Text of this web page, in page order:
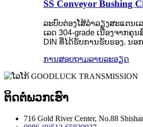
SS Conveyor Bushing
ລະບົບຕ່ອງໂສ້ລໍາລຽງສະແຕນ
ເລດ 304-grade ເນື່ອງຈາກ
DIN ທີ່ໄດ້ຮັບການຮັບຮອງ. ນອ
ການສອບຖາມລາຍລະອຽດ
ຕິດຕໍ່ພວກເຮົາ
716 Gold River Center, No.88